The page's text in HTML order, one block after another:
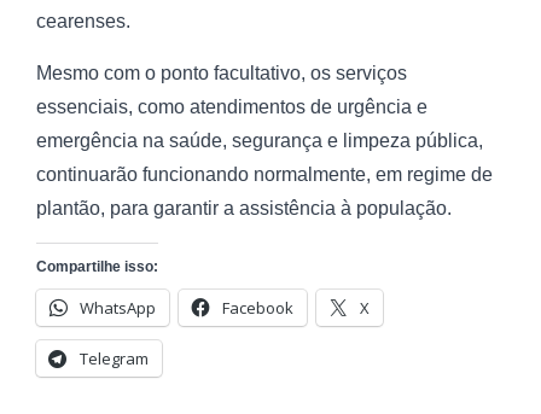
cearenses.
Mesmo com o ponto facultativo, os serviços
essenciais, como atendimentos de urgência e
emergência na saúde, segurança e limpeza pública,
continuarão funcionando normalmente, em regime de
plantão, para garantir a assistência à população.
Compartilhe isso:
WhatsApp Facebook X
Telegram